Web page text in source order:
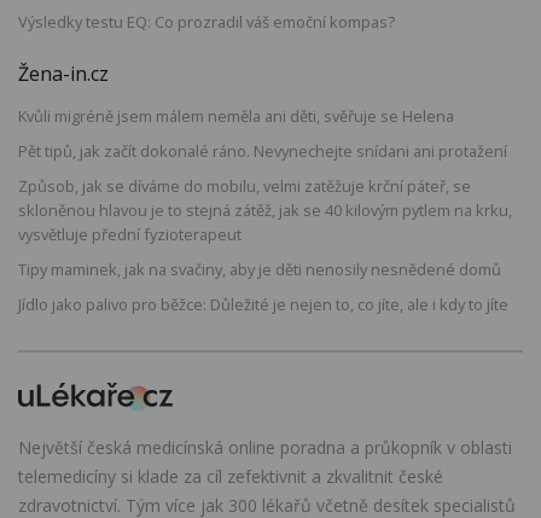
Výsledky testu EQ: Co prozradil váš emoční kompas?
Žena-in.cz
Kvůli migréně jsem málem neměla ani děti, svěřuje se Helena
Pět tipů, jak začít dokonalé ráno. Nevynechejte snídani ani protažení
Způsob, jak se díváme do mobilu, velmi zatěžuje krční páteř, se
skloněnou hlavou je to stejná zátěž, jak se 40 kilovým pytlem na krku,
vysvětluje přední fyzioterapeut
Tipy maminek, jak na svačiny, aby je děti nenosily nesnědené domů
Jídlo jako palivo pro běžce: Důležité je nejen to, co jíte, ale i kdy to jíte
Největší česká medicínská online poradna a průkopník v oblasti
telemedicíny si klade za cíl zefektivnit a zkvalitnit české
zdravotnictví. Tým více jak 300 lékařů včetně desítek specialistů